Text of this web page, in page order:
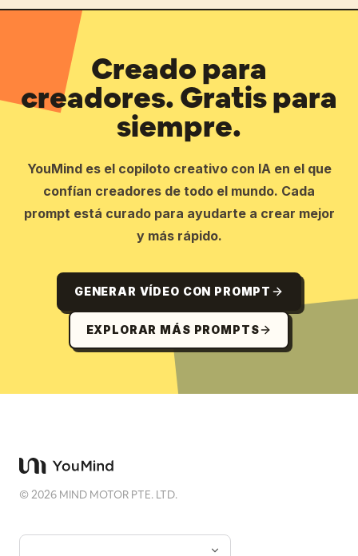
Creado para
creadores. Gratis para
siempre.
YouMind es el copiloto creativo con IA en el que
confían creadores de todo el mundo. Cada
prompt está curado para ayudarte a crear mejor
y más rápido.
GENERAR VÍDEO CON PROMPT
EXPLORAR MÁS PROMPTS
©2026 MIND MOTOR PTE. LTD.